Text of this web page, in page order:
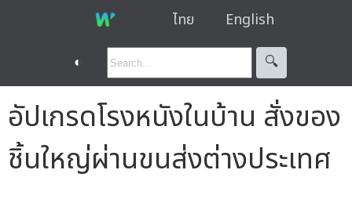
ไทย English
◐ 🔍︎
อัปเกรดโรงหนังในบ้าน สั่งของ
ชิ้นใหญ่ผ่านขนส่งต่างประเทศ